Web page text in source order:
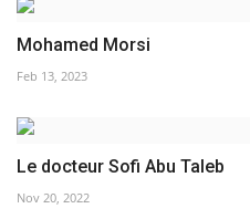
Mohamed Morsi
Feb 13, 2023
Le docteur Sofi Abu Taleb
Nov 20, 2022